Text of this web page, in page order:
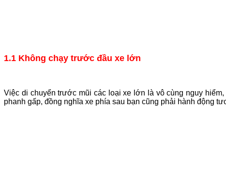
1.1 Không chạy trước đầu xe lớn
Việc di chuyển trước mũi các loại xe lớn là vô cùng nguy
phanh gấp, đồng nghĩa xe phía sau bạn cũng phải hành động